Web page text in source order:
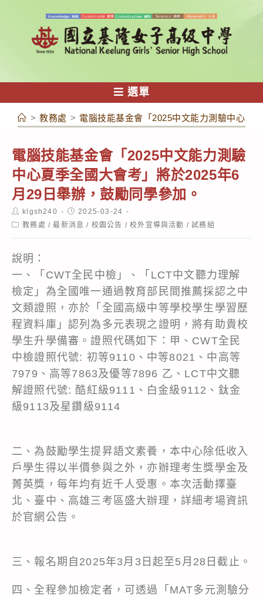
容
選單
> 教務處 > 電腦技能基金會「2025中文能力測驗中心夏
電腦技能基金會「2025中文能力測驗
中心夏季全國大會考」將於2025年6
月29日舉辦，鼓勵同學參加。
Post
author:
klgsh240
Post
published:
2025-03-24
Post教務處 / 最新消息 / 校園公告 / 校外宣導與活動 / 試務組
說明：
一、「CWT全民中檢」、「LCT中文聽力理解
檢定」為全國唯一通過教育部民間推薦採認之中
文類證照，亦於「全國高級中等學校學生學習歷
程資料庫」認列為多元表現之證明，將有助貴校
學生升學備審。證照代碼如下：甲、CWT全民
中檢證照代號: 初等9110、中等8021、中高等
7979、高等7863及優等7896 乙、LCT中文聽
解證照代號: 酷紅級9111、白金級9112、鈦金
級9113及星鑽級9114
二、為鼓勵學生提昇語文素養，本中心除低收入
戶學生得以半價參與之外，亦辦理考生獎學金及
菁英獎，每年均有近千人受惠。本次活動擇臺
北、臺中、高雄三考區盛大辦理，詳細考場資訊
於官網公告。
三、報名期自2025年3月3日起至5月28日截止。
四、全程參加檢定者，可透過「MAT多元測驗分